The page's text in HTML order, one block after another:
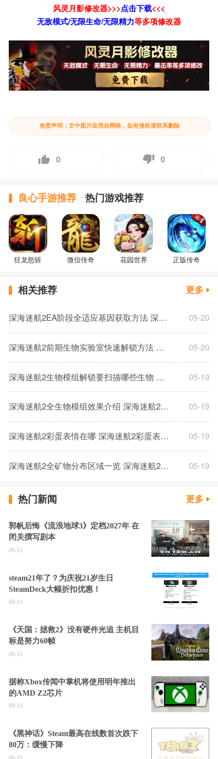
风灵月影修改器>>>点击下载<<<
无敌模式/无限生命/无限精力等多项修改器
免责声明：文中图片应用自网络，如有侵权请联系删除
0 0
良心手游推荐 热门游戏推荐
狂龙怒斩 微信传奇 花园世界 正版传奇
相关推荐 更多
深海迷航2EA阶段全适应基因获取方法 深海迷航2四个适应基因解锁方法一览 05-20
深海迷航2前期生物实验室快速解锁方法 深海迷航2生物实验室开局解锁位置一览 05-20
深海迷航2生物模组解锁要扫描哪些生物 深海迷航2生物模组扫描生物汇总一览 05-19
深海迷航2全生物模组效果介绍 深海迷航2全生物模组解锁方法一览 05-19
深海迷航2彩蛋表情在哪 深海迷航2彩蛋表情位置一览 05-19
深海迷航2全矿物分布区域一览 深海迷航2矿物区域分布位置介绍 05-19
热门新闻 更多
郭帆后悔《流浪地球3》定档2027年 在
闭关撰写剧本
09-13
steam21年了？为庆祝21岁生日
SteamDeck大幅折扣优惠！
09-13
《天国：拯救2》没有硬件光追 主机目
标是努力60帧
09-13
据称Xbox传闻中掌机将使用明年推出
的AMD Z2芯片
09-13
《黑神话》Steam最高在线数首次跌下
80万：缓慢下降